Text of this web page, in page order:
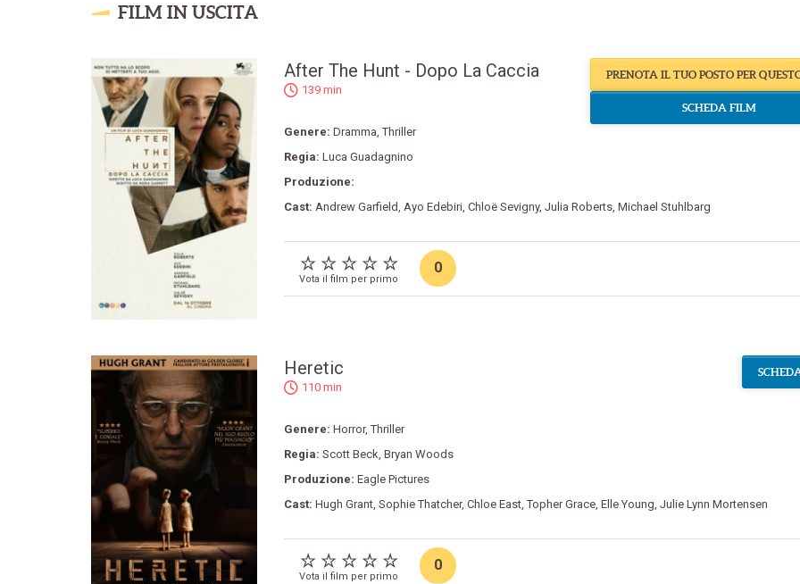
FILM IN USCITA
After The Hunt - Dopo La Caccia
139 min
Genere: Dramma,Thriller
Regia: Luca Guadagnino
Produzione:
Cast: Andrew Garfield, Ayo Edebiri, Chloë Sevigny, Julia Roberts, Michael Stuhlbarg
PRENOTA IL TUO POSTO PER
SCHEDA FILM
Vota il film per primo
0
Heretic
110 min
Genere: Horror,Thriller
Regia: Scott Beck, Bryan Woods
Produzione: Eagle Pictures
Cast: Hugh Grant, Sophie Thatcher, Chloe East,Topher Grace, Elle Young, Julie Lynn Mortensen
Vota il film per primo
0